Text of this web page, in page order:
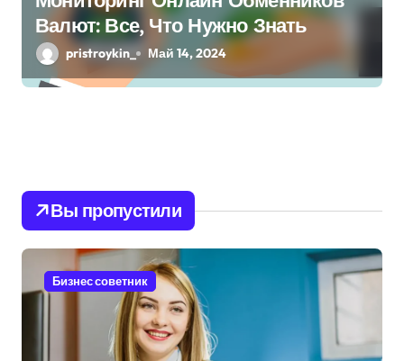
Валют: Все, Что Нужно Знать
pristroykin_ Май 14, 2024
Вы пропустили
Бизнес советник